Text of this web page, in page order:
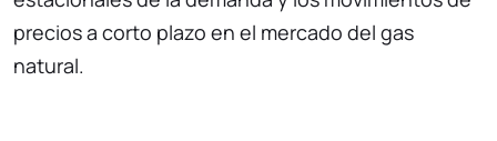
precios a corto plazo en el mercado del gas
natural.